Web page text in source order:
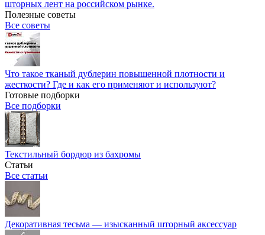
шторных лент на российском рынке.
Полезные советы
Все советы
Что такое тканый дублерин повышенной плотности и
жесткости? Где и как его применяют и используют?
Готовые подборки
Все подборки
Текстильный бордюр из бахромы
Статьи
Все статьи
Декоративная тесьма — изысканный шторный аксессуар